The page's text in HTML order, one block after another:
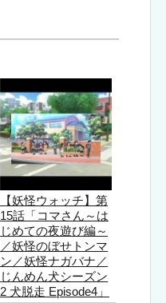
【妖怪ウォッチ】第
15話「コマさん～は
じめての夜遊び編～
／妖怪のぼせトンマ
ン／妖怪ナガバナ／
じんめん犬シーズン
2 犬脱走 Episode4」